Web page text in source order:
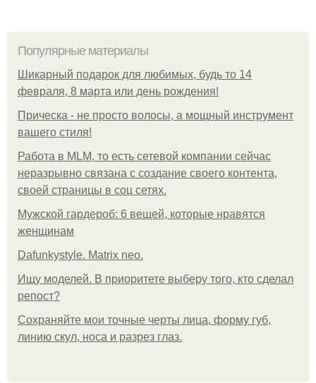
Популярные материалы
Шикарный подарок для любимых, будь то 14
февраля, 8 марта или день рождения!
Прическа - не просто волосы, а мощный инструмент
вашего стиля!
Работа в MLM, то есть сетевой компании сейчас
неразрывно связана с создание своего контента,
своей страницы в соц сетях.
Мужской гардероб: 6 вещей, которые нравятся
женщинам
Dafunkystyle. Matrix neo.
Ищу моделей. В приоритете выберу того, кто сделал
репост?
Сохраняйте мои точные черты лица, форму губ,
линию скул, носа и разрез глаз.